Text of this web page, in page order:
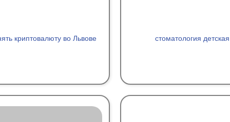
криптовалюту во Львове стоматология детская